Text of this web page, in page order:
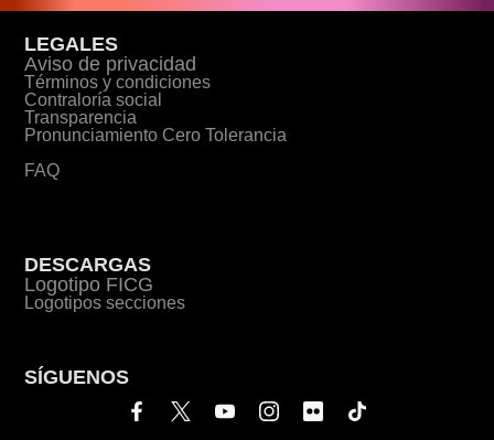
LEGALES
Aviso de privacidad
Términos y condiciones
Contraloría social
Transparencia
Pronunciamiento Cero Tolerancia
FAQ
DESCARGAS
Logotipo FICG
Logotipos secciones
SÍGUENOS